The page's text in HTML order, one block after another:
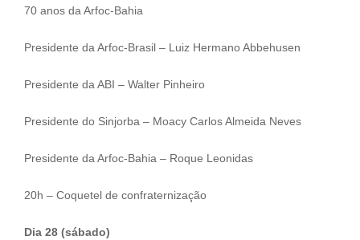
70 anos da Arfoc-Bahia
Presidente da Arfoc-Brasil – Luiz Hermano Abbehusen
Presidente da ABI – Walter Pinheiro
Presidente do Sinjorba – Moacy Carlos Almeida Neves
Presidente da Arfoc-Bahia – Roque Leonidas
20h – Coquetel de confraternização
Dia 28 (sábado)